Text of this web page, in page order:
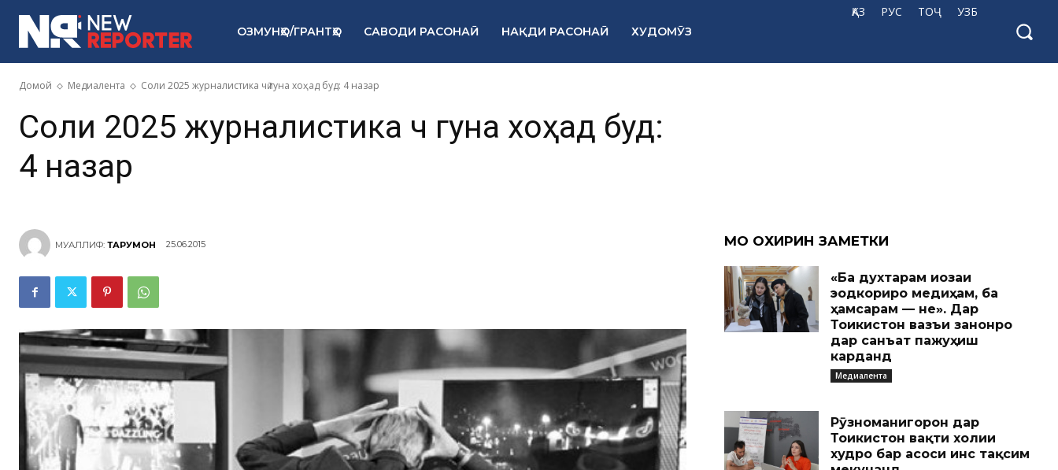
ҚАЗ РУС ТОҶ УЗБ
ОЗМУНҲО/ГРАНТҲО САВОДИ РАСОНАӢ НАҚДИ РАСОНАӢ ХУДОМӮЗ
Домой Медиалента Соли 2025 журналистика чӣ гуна хоҳад буд: 4 назар
Соли 2025 журналистика чӣ гуна хоҳад буд:
4 назар
МУАЛЛИФ: ТАРҶУМОН 25.06.2015 МО ОХИРИН ЗАМЕТКИ
«Ба духтарам иҷозаи
эҷодкориро медиҳам, ба
ҳамсарам — не». Дар
Тоҷикистон вазъи занонро
дар санъат пажуҳиш
карданд
Медиалента
Рӯзноманигорон дар
Тоҷикистон вақти холии
худро бар асоси ҷинс тақсим